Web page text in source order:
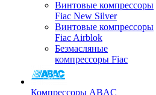
Винтовые компрессоры
Fiac New Silver
Винтовые компрессоры
Fiac Airblok
Безмасляные
компрессоры Fiac
Компрессоры ABAC